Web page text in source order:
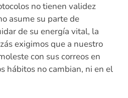
no tienen validez
asume su parte de
de su energía vital, la
exigimos que a nuestro
con sus correos en
hábitos no cambian, ni en el